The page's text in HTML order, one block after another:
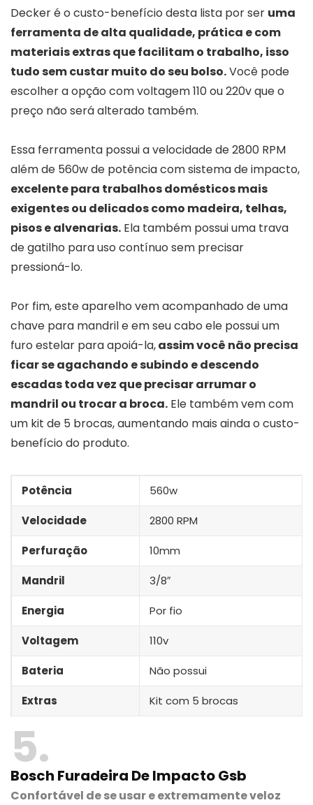
Decker é o custo-benefício desta lista por ser uma
ferramenta de alta qualidade, prática e com
materiais extras que facilitam o trabalho, isso
tudo sem custar muito do seu bolso.Você pode
escolher a opção com voltagem 110 ou 220v que o
preço não será alterado também.
Essa ferramenta possui a velocidade de 2800 RPM
além de 560w de potência com sistema de impacto,
excelente para trabalhos domésticos mais
exigentes ou delicados como madeira, telhas,
pisos e alvenarias. Ela também possui uma trava
de gatilho para uso contínuo sem precisar
pressioná-lo.
Por fim, este aparelho vem acompanhado de uma
chave para mandril e em seu cabo ele possui um
furo estelar para apoiá-la,assim você não precisa
ficar se agachando e subindo e descendo
escadas toda vez que precisar arrumar o
mandril ou trocar a broca. Ele também vem com
um kit de 5 brocas, aumentando mais ainda o custo-
benefício do produto.
Potência 560w
Velocidade 2800 RPM
Perfuração 10mm
Mandril 3/8″
Energia Por fio
Voltagem 110v
Bateria Não possui
Extras Kit com 5 brocas
5
Bosch Furadeira De Impacto Gsb
Confortável de se usar e extremamente veloz